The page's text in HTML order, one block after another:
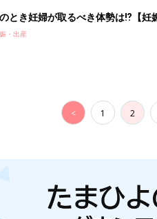
とき妊婦が取るべき体勢は⁉︎【妊
・出産
< 1 2